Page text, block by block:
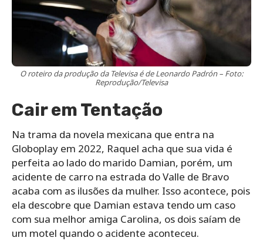
O roteiro da produção da Televisa é de Leonardo Padrón – Foto:
Reprodução/Televisa
Cair em Tentação
Na trama da novela mexicana que entra na
Globoplay em 2022, Raquel acha que sua vida é
perfeita ao lado do marido Damian, porém, um
acidente de carro na estrada do Valle de Bravo
acaba com as ilusões da mulher. Isso acontece, pois
ela descobre que Damian estava tendo um caso
com sua melhor amiga Carolina, os dois saíam de
um motel quando o acidente aconteceu.